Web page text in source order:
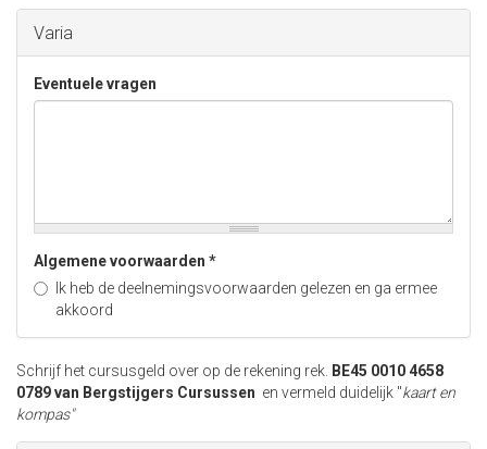
Varia
Eventuele vragen
Algemene voorwaarden *
Ik heb de deelnemingsvoorwaarden gelezen en ga ermee
akkoord
Schrijf het cursusgeld over op de rekening rek. BE45 0010 4658
0789 van Bergstijgers Cursussen en vermeld duidelijk "kaart en
kompas"